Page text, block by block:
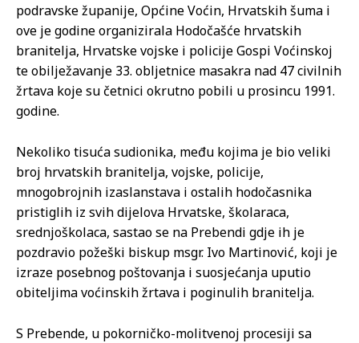
podravske županije, Općine Voćin, Hrvatskih šuma i
ove je godine organizirala Hodočašće hrvatskih
branitelja, Hrvatske vojske i policije Gospi Voćinskoj
te obilježavanje 33. obljetnice masakra nad 47 civilnih
žrtava koje su četnici okrutno pobili u prosincu 1991.
godine.
Nekoliko tisuća sudionika, među kojima je bio veliki
broj hrvatskih branitelja, vojske, policije,
mnogobrojnih izaslanstava i ostalih hodočasnika
pristiglih iz svih dijelova Hrvatske, školaraca,
srednjoškolaca, sastao se na Prebendi gdje ih je
pozdravio požeški biskup msgr. Ivo Martinović, koji je
izraze posebnog poštovanja i suosjećanja uputio
obiteljima voćinskih žrtava i poginulih branitelja.
S Prebende, u pokorničko-molitvenoj procesiji sa